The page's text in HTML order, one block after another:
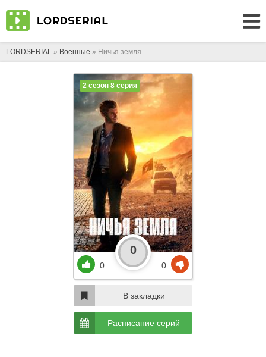
LORDSERIAL » Военные » Ничья земля
2 сезон 8 серия
0
0
0
В закладки
Расписание серий